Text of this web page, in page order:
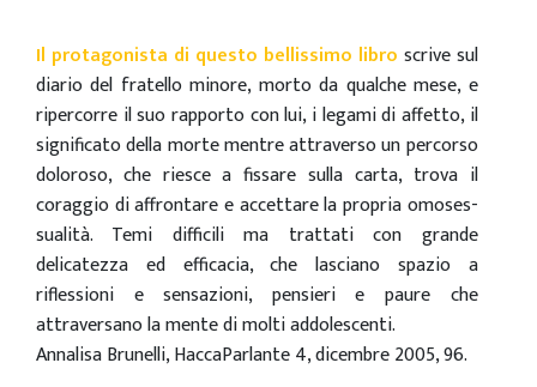
Il protagonista di questo bellissimo libro scrive sul
diario del fratello minore, morto da qualche mese, e
ripercorre il suo rapporto con lui, i legami di affetto, il
significato della morte mentre attraverso un percorso
doloroso, che riesce a fissare sulla carta, trova il
coraggio di affrontare e accettare la propria omoses-
sualità. Temi difficili ma trattati con grande
delicatezza ed efficacia, che lasciano spazio a
riflessioni e sensazioni, pensieri e paure che
attraversano la mente di molti addolescenti.
Annalisa Brunelli, HaccaParlante 4, dicembre 2005, 96.